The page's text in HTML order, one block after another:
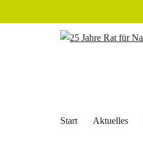
Start Aktuelles